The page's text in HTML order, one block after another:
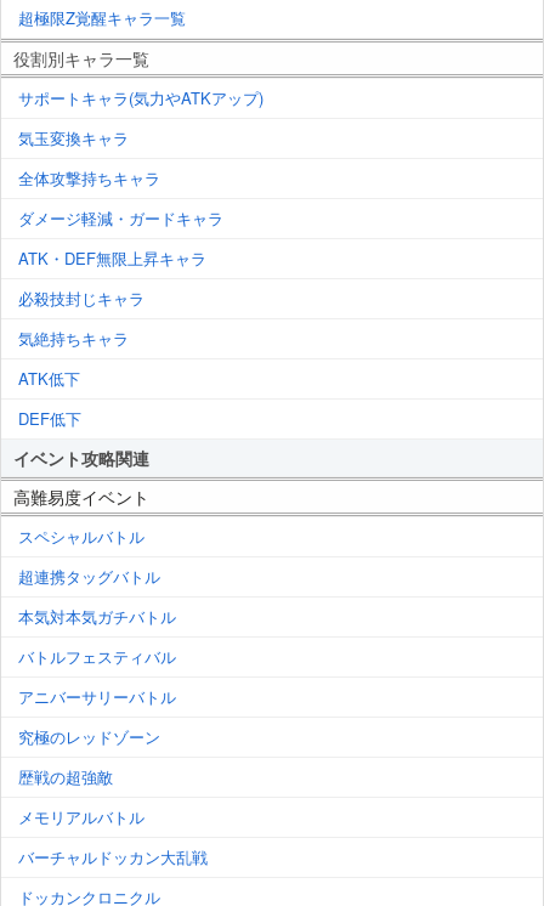
超極限Z覚醒キャラ一覧
役割別キャラ一覧
サポートキャラ(気力やATKアップ)
気玉変換キャラ
全体攻撃持ちキャラ
ダメージ軽減・ガードキャラ
ATK・DEF無限上昇キャラ
必殺技封じキャラ
気絶持ちキャラ
ATK低下
DEF低下
イベント攻略関連
高難易度イベント
スペシャルバトル
超連携タッグバトル
本気対本気ガチバトル
バトルフェスティバル
アニバーサリーバトル
究極のレッドゾーン
歴戦の超強敵
メモリアルバトル
バーチャルドッカン大乱戦
ドッカンクロニクル